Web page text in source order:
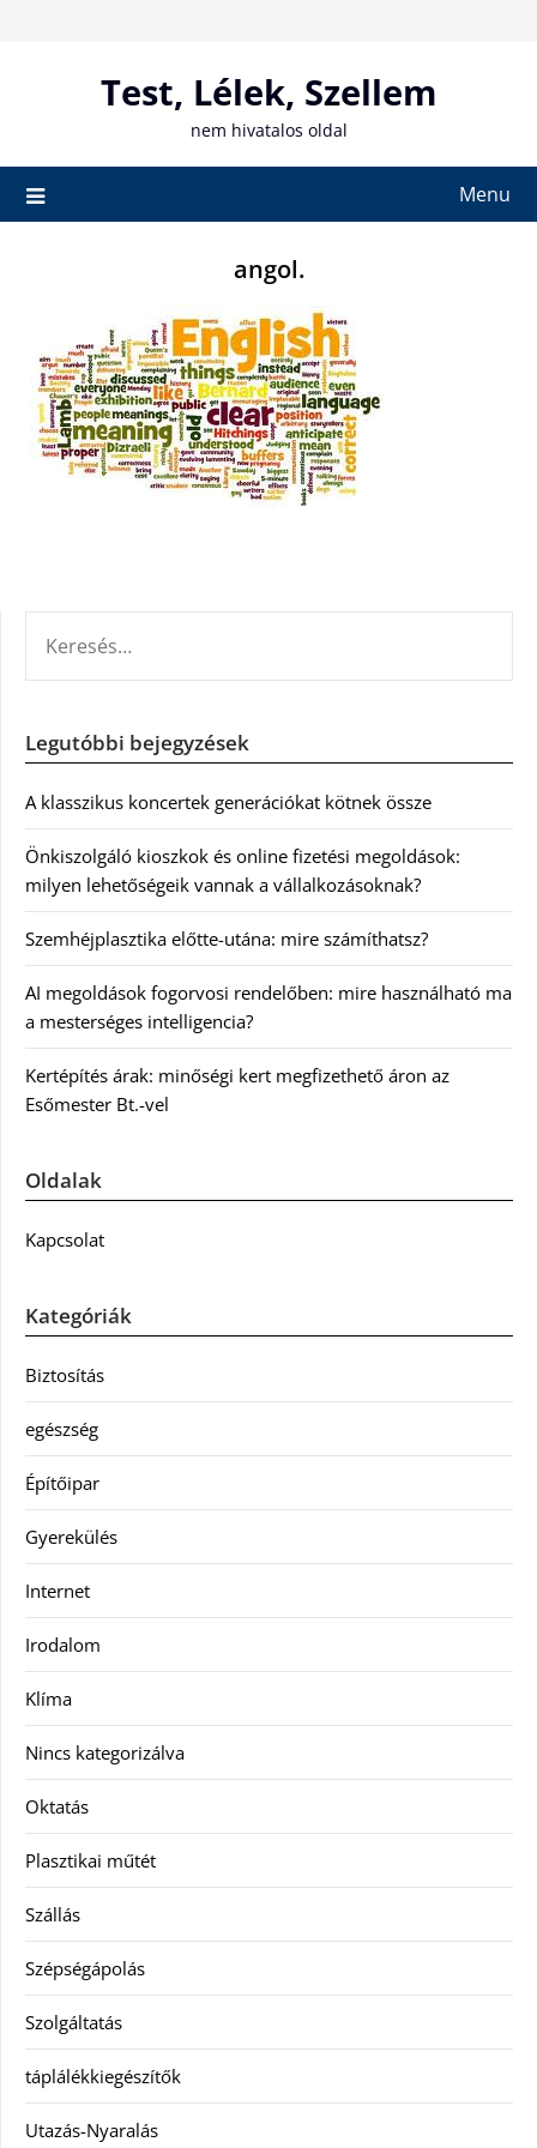
Test, Lélek, Szellem
nem hivatalos oldal
Menu
angol.
Legutóbbi bejegyzések
A klasszikus koncertek generációkat kötnek össze
Önkiszolgáló kioszkok és online fizetési megoldások:
milyen lehetőségeik vannak a vállalkozásoknak?
Szemhéjplasztika előtte-utána: mire számíthatsz?
AI megoldások fogorvosi rendelőben: mire használható ma
a mesterséges intelligencia?
Kertépítés árak: minőségi kert megfizethető áron az
Esőmester Bt.-vel
Oldalak
Kapcsolat
Kategóriák
Biztosítás
egészség
Építőipar
Gyerekülés
Internet
Irodalom
Klíma
Nincs kategorizálva
Oktatás
Plasztikai műtét
Szállás
Szépségápolás
Szolgáltatás
táplálékkiegészítők
Utazás-Nyaralás